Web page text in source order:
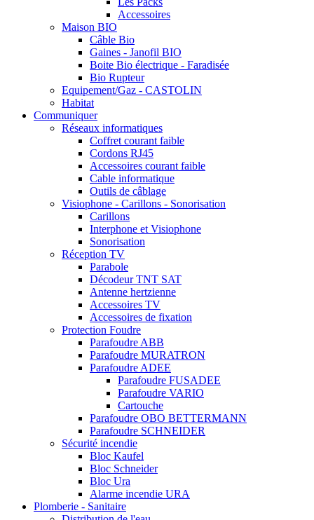
Accessoires
Maison BIO
Câble Bio
Gaines - Janofil BIO
Boite Bio électrique - Faradisée
Bio Rupteur
Equipement/Gaz - CASTOLIN
Habitat
Communiquer
Réseaux informatiques
Coffret courant faible
Cordons RJ45
Accessoires courant faible
Cable informatique
Outils de câblage
Visiophone - Carillons - Sonorisation
Carillons
Interphone et Visiophone
Sonorisation
Réception TV
Parabole
Décodeur TNT SAT
Antenne hertzienne
Accessoires TV
Accessoires de fixation
Protection Foudre
Parafoudre ABB
Parafoudre MURATRON
Parafoudre ADEE
Parafoudre FUSADEE
Parafoudre VARIO
Cartouche
Parafoudre OBO BETTERMANN
Parafoudre SCHNEIDER
Sécurité incendie
Bloc Kaufel
Bloc Schneider
Bloc Ura
Alarme incendie URA
Plomberie - Sanitaire